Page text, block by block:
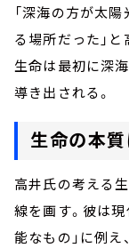
「深海の方が太
る場所だった」
生命は最初に深
導き出される。
生命の本質
高井氏の考える
線を画す。彼は
能なもの」に例